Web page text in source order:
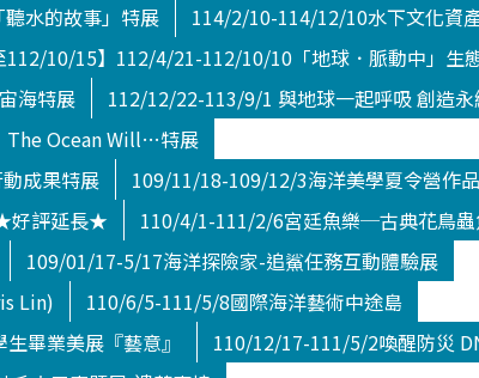
「聽水的故事」特展
114/2/10-114/12/10水下文化資
112/10/15】112/4/21-112/10/10「地球．脈動中」生
海特展
112/12/22-113/9/1 與地球一起呼吸 創造
The Ocean Will…特展
成果特展
109/11/18-109/12/3海洋美學夏令營作
好評延長★
110/4/1-111/2/6宮廷魚樂─古典花鳥
109/01/17-5/17海洋探險家-追鯊任務互動體驗展
Lin)
110/6/5-111/5/8國際海洋藝術中途島
畢業美展『藝意』
110/12/17-111/5/2喚醒防災